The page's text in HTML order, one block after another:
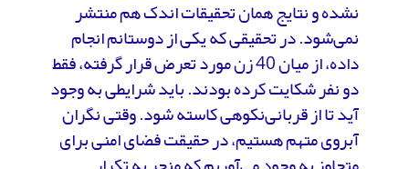
نشده و نتایج همان تحقیقات اندک هم منتشر
نمی‌شود. در تحقیقی که یکی از دوستانم انجام
داده، از میان 40 زن مورد تعرض قرار گرفته، فقط
دو نفر شکایت کرده بودند. باید شرایطی به وجود
آید تا از قربانی‌نکوهی کاسته شود. وقتی نگران
آبروی متهم هستیم، در حقیقت فضای امنی برای